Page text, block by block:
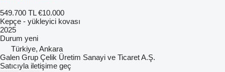
549.700 TL €10.000
Kepçe - yükleyici kovası
2025
Durum yeni
Türkiye, Ankara
Galen Grup Çelik Üretim Sanayi ve Ticaret A.Ş.
Satıcıyla iletişime geç